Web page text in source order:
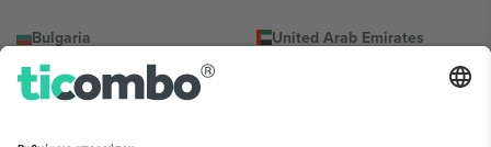
Bulgaria
Regus Sofia City West, bul
Totleben 53-55, 1606 Sofia,
United Arab Emirates
UAE Dubai Silicon Oasis, DDP
Building A1, Office 302, Dubai,